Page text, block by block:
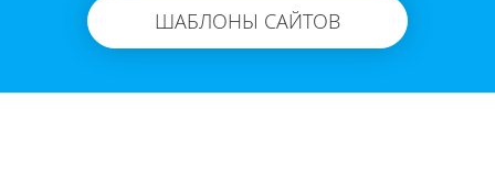
ШАБЛОНЫ САЙТОВ